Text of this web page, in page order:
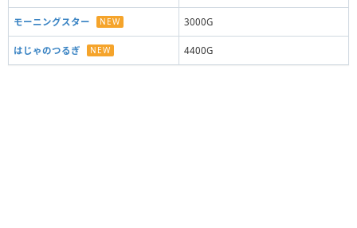
モーニングスター NEW 3000G
はじゃのつるぎ NEW 4400G